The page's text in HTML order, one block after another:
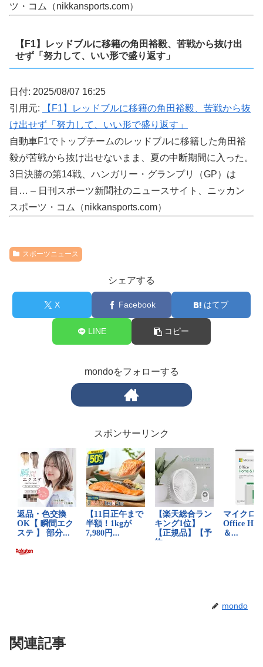
ツ・コム（nikkansports.com）
【F1】レッドブルに移籍の角田裕毅、苦戦から抜け出
せず「努力して、いい形で盛り返す」
日付: 2025/08/07 16:25
引用元:
【F1】レッドブルに移籍の角田裕毅、苦戦から抜
け出せず「努力して、いい形で盛り返す」
自動車F1でトップチームのレッドブルに移籍した角田裕
毅が苦戦から抜け出せないまま、夏の中断期間に入った。
3日決勝の第14戦、ハンガリー・グランプリ（GP）は
目… – 日刊スポーツ新聞社のニュースサイト、ニッカン
スポーツ・コム（nikkansports.com）
スポーツニュース
シェアする
X Facebook はてブ
LINE コピー
mondoをフォローする
スポンサーリンク
mondo
関連記事